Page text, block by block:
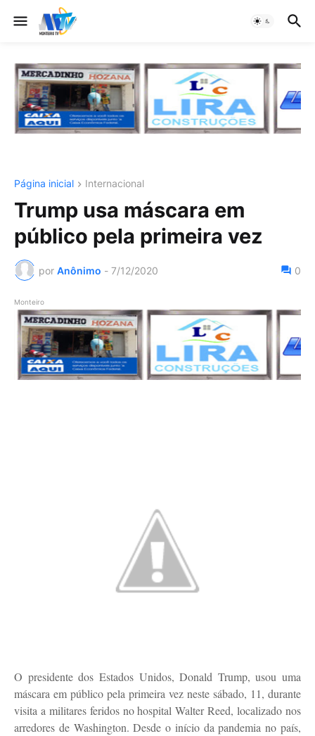
Página inicial Internacional
Trump usa máscara em
público pela primeira vez
por Anônimo - 7/12/2020 0
Monteiro
O presidente dos Estados Unidos, Donald Trump, usou uma
máscara em público pela primeira vez neste sábado, 11, durante
visita a militares feridos no hospital Walter Reed, localizado nos
arredores de Washington. Desde o início da pandemia no país,